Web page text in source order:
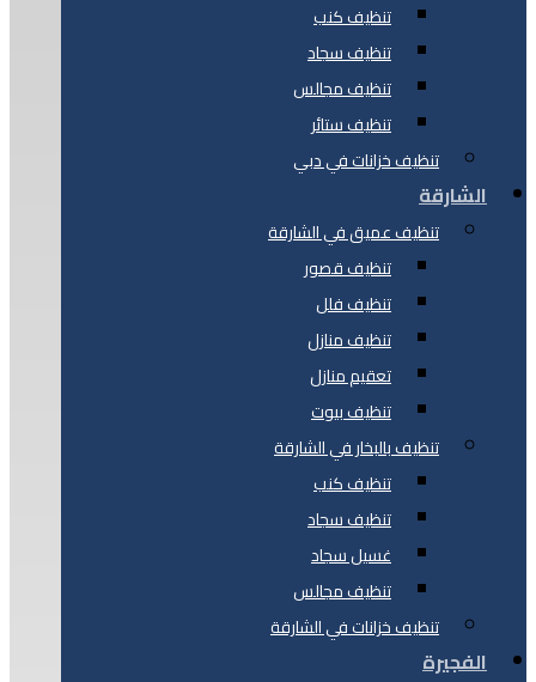
تنظيف كنب
تنظيف سجاد
تنظيف مجالس
تنظيف ستائر
تنظيف خزانات في دبي
الشارقة
تنظيف عميق في الشارقة
تنظيف قصور
تنظيف فلل
تنظيف منازل
تعقيم منازل
تنظيف بيوت
تنظيف بالبخار في الشارقة
تنظيف كنب
تنظيف سجاد
غسيل سجاد
تنظيف مجالس
تنظيف خزانات في الشارقة
الفجيرة